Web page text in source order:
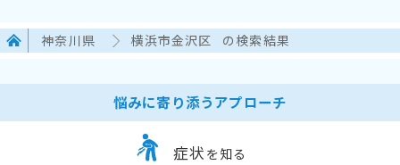
神奈川県 横浜市金沢区 の検索結果
悩みに寄り添うアプローチ
症状 を知る